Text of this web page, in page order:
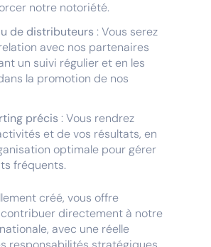
notre notoriété.
de distributeurs : Vous serez
avec nos partenaires
un suivi régulier et en les
la promotion de nos
précis : Vous rendrez
et de vos résultats, en
optimale pour gérer
fréquents.
créé, vous offre
contribuer directement à notre
avec une réelle